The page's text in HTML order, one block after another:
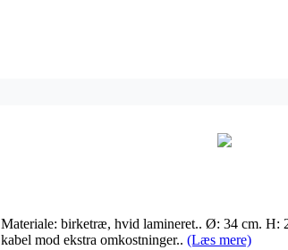
Materiale: birketræ, hvid lamineret.. Ø: 34 cm. H:
kabel mod ekstra omkostninger.. (Læs mere)